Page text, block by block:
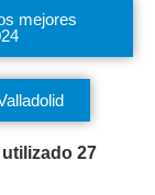
mejores
27